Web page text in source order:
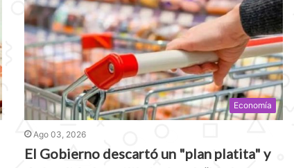
Economía
Ago 03, 2026
El Gobierno descartó un "plan platita" y